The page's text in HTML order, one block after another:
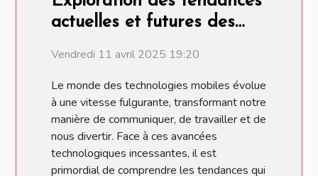
actuelles et futures des
Vendredi 11 avril 2025 19:20
Le monde des technologies mobiles évolue
à une vitesse fulgurante, transformant notre
manière de communiquer, de travailler et de
nous divertir. Face à ces avancées
technologiques incessantes, il est
primordial de comprendre les tendances qui